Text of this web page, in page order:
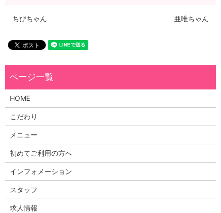
ちびちゃん 亜唯ちゃん
HOME
こだわり
メニュー
初めてご利用の方へ
インフォメーション
スタッフ
求人情報